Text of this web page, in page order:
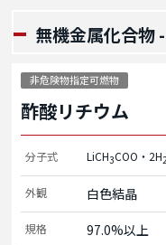
無機金属化合物
非危険物指定可燃物
酢酸リチウム
分子式 LiCH3COO・2H
外観 白色結晶
規格 97.0%以上